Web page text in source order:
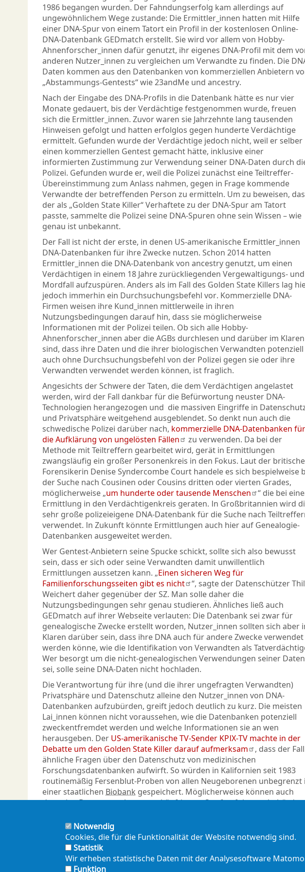
1986 begangen wurden. Der Fahndungserfolg kam allerdings auf
ungewöhnlichem Wege zustande: Die Ermittler_innen hatten mit Hilfe
einer DNA-Spur von einem Tatort ein Profil in der kostenlosen Online-
DNA-Datenbank GEDmatch erstellt. Sie wird vor allem von Hobby-
Ahnenforscher_innen dafür genutzt, ihr eigenes DNA-Profil mit dem
anderen Nutzer_innen zu vergleichen um Verwandte zu finden. Die
Daten kommen aus den Datenbanken von kommerziellen Anbietern
„Abstammungs-Gentests“ wie 23andMe und ancestry.
Nach der Eingabe des DNA-Profils in die Datenbank hätte es nur vier
Monate gedauert, bis der Verdächtige festgenommen wurde, freuen
sich die Ermittler_innen. Zuvor waren sie Jahrzehnte lang tausenden
Hinweisen gefolgt und hatten erfolglos gegen hunderte Verdächtige
ermittelt. Gefunden wurde der Verdächtige jedoch nicht, weil er selber
einen kommerziellen Gentest gemacht hätte, inklusive einer
informierten Zustimmung zur Verwendung seiner DNA-Daten durch
Polizei. Gefunden wurde er, weil die Polizei zunächst eine Teiltreffer-
Übereinstimmung zum Anlass nahmen, gegen in Frage kommende
Verwandte der betreffenden Person zu ermitteln. Um zu beweisen,
der als „Golden State Killer“ Verhaftete zu der DNA-Spur am Tatort
passte, sammelte die Polizei seine DNA-Spuren ohne sein Wissen – wie
genau ist unbekannt.
Der Fall ist nicht der erste, in denen US-amerikanische Ermittler_innen
DNA-Datenbanken für ihre Zwecke nutzen. Schon 2014 hatten
Ermittler_innen die DNA-Datenbank von ancestry genutzt, um einen
Verdächtigen in einem 18 Jahre zurückliegenden Vergewaltigungs- und
Mordfall aufzuspüren. Anders als im Fall des Golden State Killers lag
jedoch immerhin ein Durchsuchungsbefehl vor. Kommerzielle DNA-
Firmen weisen ihre Kund_innen mittlerweile in ihren
Nutzungsbedingungen darauf hin, dass sie möglicherweise
Informationen mit der Polizei teilen. Ob sich alle Hobby-
Ahnenforscher_innen aber die AGBs durchlesen und darüber im Klaren
sind, dass ihre Daten und die ihrer biologischen Verwandten potenziell
auch ohne Durchsuchungsbefehl von der Polizei gegen sie oder ihre
Verwandten verwendet werden können, ist fraglich.
Angesichts der Schwere der Taten, die dem Verdächtigen angelastet
werden, wird der Fall dankbar für die Befürwortung neuster DNA-
Technologien herangezogen und die massiven Eingriffe in
und Privatsphäre weitgehend ausgeblendet. So denkt nun auch die
schwedische Polizei darüber nach, kommerzielle DNA-Datenbanken für
die Aufklärung von ungelösten Fällen
zu verwenden. Da bei der
Methode mit Teiltreffern gearbeitet wird, gerät in Ermittlungen
zwangsläufig ein großer Personenkreis in den Fokus. Laut der
Forensikerin Denise Syndercombe Court handele es sich bespielweise
der Suche nach Cousinen oder Cousins dritten oder vierten Grades,
möglicherweise „um hunderte oder tausende Menschen
“ die bei
Ermittlung in den Verdächtigenkreis geraten. In Großbritannien wird
sehr große polizeieigene DNA-Datenbank für die Suche nach
verwendet. In Zukunft könnte Ermittlungen auch hier auf Genealogie-
Datenbanken ausgeweitet werden.
Wer Gentest-Anbietern seine Spucke schickt, sollte sich also bewusst
sein, dass er sich oder seine Verwandten damit unwillentlich
Ermittlungen aussetzen kann. „Einen sicheren Weg für
Familienforschungsseiten gibt es nicht
“, sagte der Datenschützer
Weichert daher gegenüber der SZ. Man solle daher die
Nutzungsbedingungen sehr genau studieren. Ähnliches ließ auch
GEDmatch auf ihrer Webseite verlauten: Die Datenbank sei zwar für
genealogische Zwecke erstellt worden, Nutzer_innen sollten sich aber
Klaren darüber sein, dass ihre DNA auch für andere Zwecke verwendet
werden könne, wie die Identifikation von Verwandten als
Wer besorgt um die nicht-genealogischen Verwendungen seiner Daten
sei, solle seine DNA-Daten nicht hochladen.
Die Verantwortung für ihre (und die ihrer ungefragten Verwandten)
Privatsphäre und Datenschutz alleine den Nutzer_innen von DNA-
Datenbanken aufzubürden, greift jedoch deutlich zu kurz. Die meisten
Lai_innen können nicht voraussehen, wie die Datenbanken potenziell
zweckentfremdet werden und welche Informationen sie an wen
herausgeben. Der US-amerikanische TV-Sender KPIX-TV machte in der
Debatte um den Golden State Killer darauf aufmerksam
, dass der Fall
ähnliche Fragen über den Datenschutz von medizinischen
Forschungsdatenbanken aufwirft. So würden in Kalifornien seit 1983
routinemäßig Fersenblut-Proben von allen Neugeborenen unbegrenzt
einer staatlichen Biobank gespeichert. Möglicherweise können auch
derartige Datensammlungen zukünftig von Strafverfolgungsbehörden
Notwendig
Cookies, die für die Funktionalität der Website notwendig sind.
Statistik
Wir erheben statistische Daten mit der Analysesoftware
Funktion